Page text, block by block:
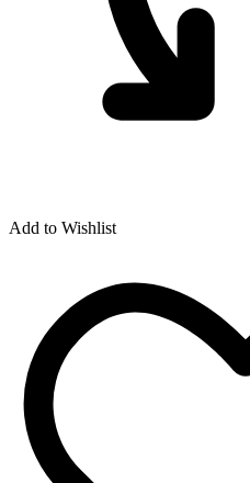
Add to Wishlist